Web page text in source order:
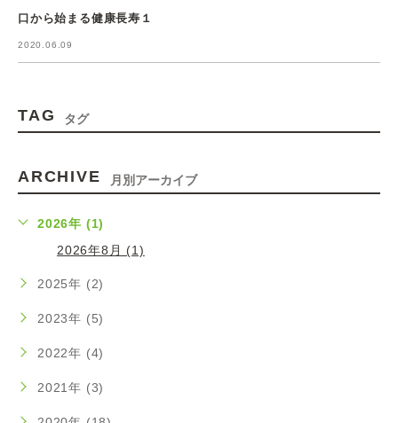
口から始まる健康長寿１
2020.06.09
TAG タグ
ARCHIVE 月別アーカイブ
2026年 (1)
2026年8月 (1)
2025年 (2)
2023年 (5)
2022年 (4)
2021年 (3)